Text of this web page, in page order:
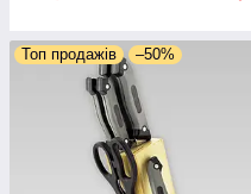
Топ продажів –50%